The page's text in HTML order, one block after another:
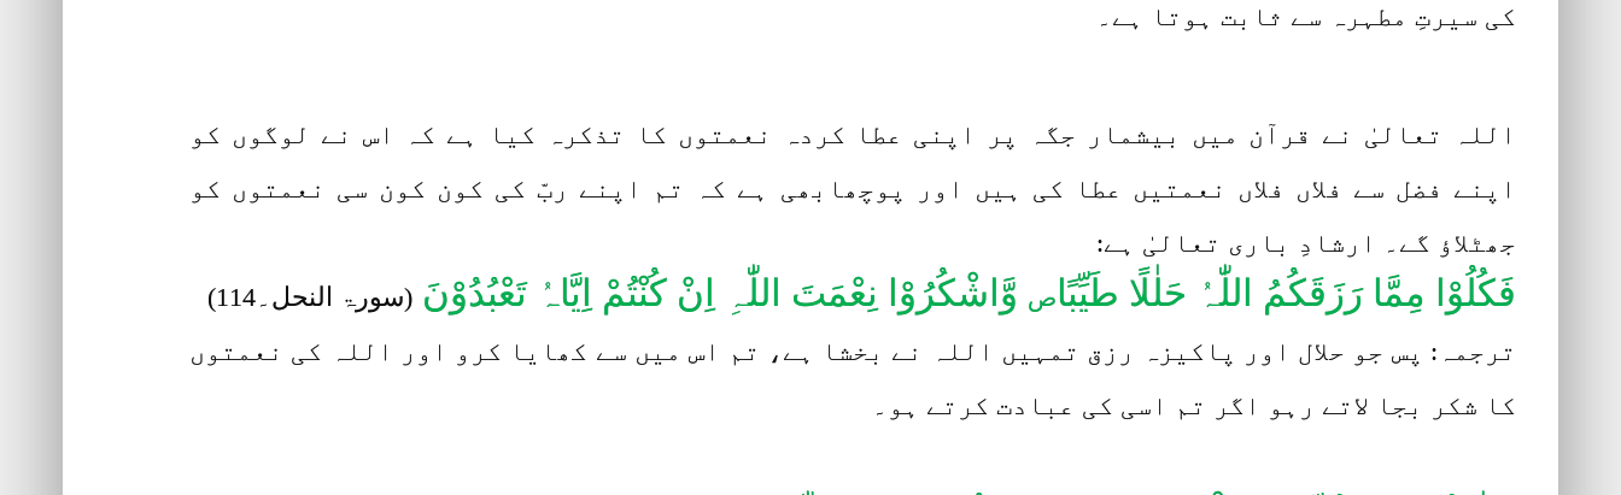
کی سیرتِ مطہرہ سے ثابت ہوتا ہے۔
اللہ تعالیٰ نے قرآن میں بیشمار جگہ پر اپنی عطا کردہ نعمتوں کا تذکرہ کیا ہے کہ اس نے لوگوں کو
اپنے فضل سے فلاں فلاں نعمتیں عطا کی ہیں اور پوچھابھی ہے کہ تم اپنے ربّ کی کون کون سی نعمتوں کو
جھٹلاؤ گے۔ ارشادِ باری تعالیٰ ہے:
فَکُلُوْا مِمَّا رَزَقَکُمُ اللّٰہُ حَلٰلًا طَیِّبًاص وَّاشْکُرُوْا نِعْمَتَ اللّٰہِ اِنْ کُنْتُمْ اِیَّاہُ تَعْبُدُوْنَ (سورۃ النحل۔114)
ترجمہ: پس جو حلال اور پاکیزہ رزق تمہیں اللہ نے بخشا ہے، تم اس میں سے کھایا کرو اور اللہ کی نعمتوں
کا شکر بجا لاتے رہو اگر تم اسی کی عبادت کرتے ہو۔